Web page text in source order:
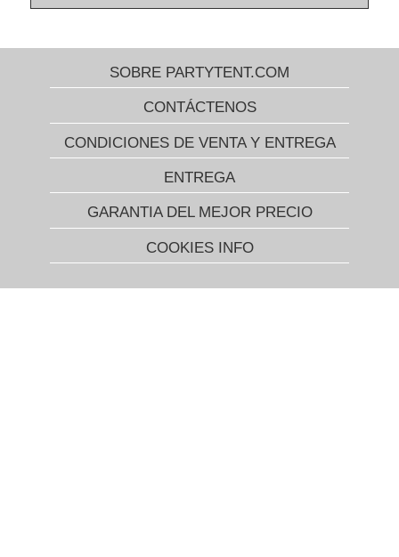
SOBRE PARTYTENT.COM
CONTÁCTENOS
CONDICIONES DE VENTA Y ENTREGA
ENTREGA
GARANTIA DEL MEJOR PRECIO
COOKIES INFO